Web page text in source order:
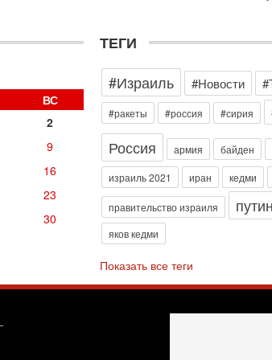
ВС
2
9
16
23
30
ТЕГИ
#Израиль
#Новости
#ракеты #россия #сирия
Россия армия байден
израиль 2021 иран кедми
правительство израиля путин
яков кедми
Показать все теги